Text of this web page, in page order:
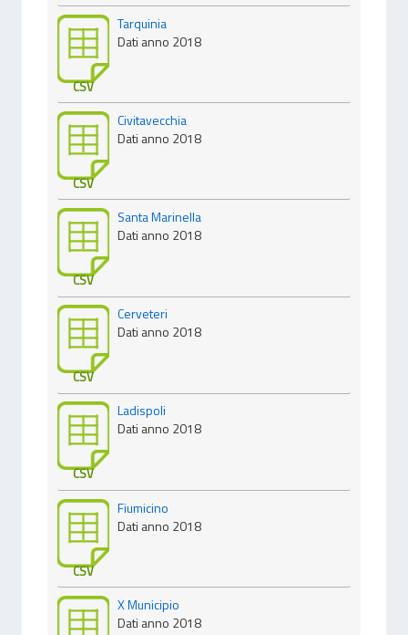
CSV
Tarquinia
Dati anno 2018
CSV
Civitavecchia
Dati anno 2018
CSV
Santa Marinella
Dati anno 2018
CSV
Cerveteri
Dati anno 2018
CSV
Ladispoli
Dati anno 2018
CSV
Fiumicino
Dati anno 2018
X Municipio
Dati anno 2018